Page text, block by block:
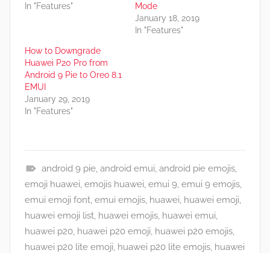
In "Features"
Mode
January 18, 2019
In "Features"
How to Downgrade
Huawei P20 Pro from
Android 9 Pie to Oreo 8.1
EMUI
January 29, 2019
In "Features"
F
e
a
t
u
android 9 pie, android emui, android pie emojis,
emoji huawei, emojis huawei, emui 9, emui 9 emojis,
emui emoji font, emui emojis, huawei, huawei emoji,
huawei emoji list, huawei emojis, huawei emui,
huawei p20, huawei p20 emoji, huawei p20 emojis,
huawei p20 lite emoji, huawei p20 lite emojis, huawei